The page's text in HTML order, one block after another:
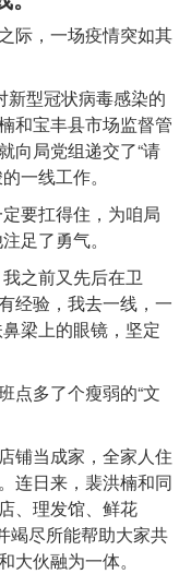
际，一场疫情突如其
新型冠状病毒感染的
和宝丰县市场监督管
向局党组递交了“请
一线工作。
要扛得住，为咱局
足了勇气。
之前又先后在卫
经验，我去一线，一
梁上的眼镜，坚定
点多了个瘦弱的“文
铺当成家，全家人住
连日来，裴洪楠和同
、理发馆、鲜花
竭尽所能帮助大家共
伙融为一体。